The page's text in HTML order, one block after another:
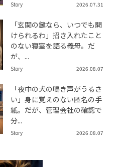
Story 2026.07.31
「玄関の鍵なら、いつでも開
けられるわ」招き入れたこと
のない寝室を語る義母。だ
が、...
Story 2026.08.07
「夜中の犬の鳴き声がうるさ
い」身に覚えのない匿名の手
紙。だが、管理会社の確認で
分...
Story 2026.08.07